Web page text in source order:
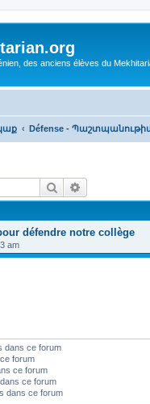
des anciens élèves du
Défense -
Rechercher
défendre notre collège
am
dans ce forum
forum
ce forum
ce forum
dans ce forum